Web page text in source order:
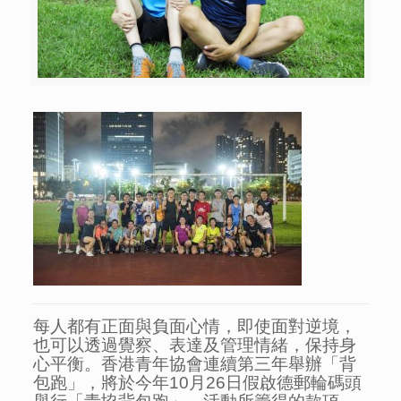
每人都有正面與負面心情，即使面對逆境，
也可以透過覺察、表達及管理情緒，保持身
心平衡。香港青年協會連續第三年舉辦「背
包跑」，將於今年10月26日假啟德郵輪碼頭